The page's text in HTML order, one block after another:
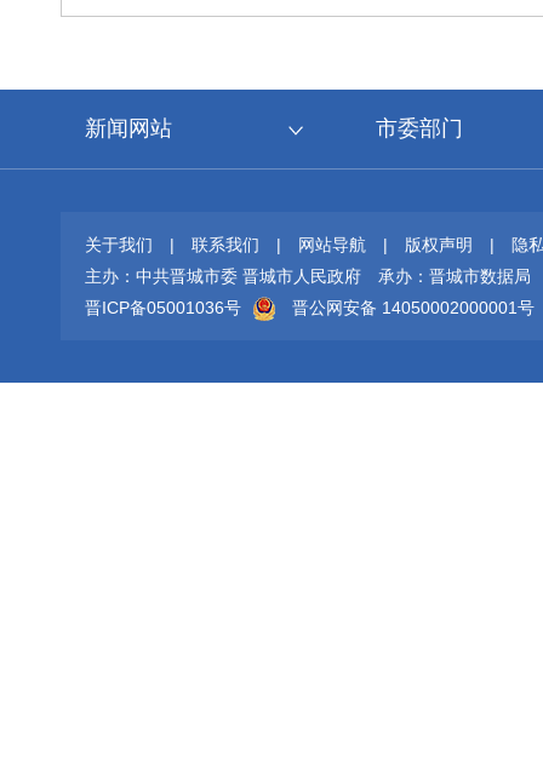
新闻网站 市委部门
关于我们 | 联系我们 | 网站导航 | 版权声明 |
隐
主办：中共晋城市委 晋城市人民政府
承办：晋城市数据局
晋ICP备05001036号
晋公网安备 14050002000001号